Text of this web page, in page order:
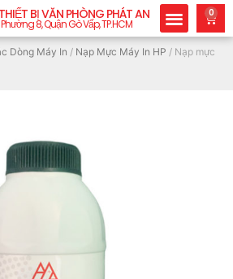
BỊ VĂN PHÒNG PHÁT AN
8, Quận Gò Vấp, TP.HCM
0
Dòng Máy In / Nạp Mực Máy In HP / Nạp mực